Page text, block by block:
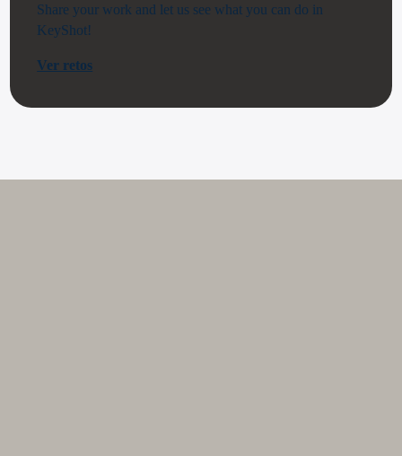
Share your work and let us see what you can do in
KeyShot!
Ver retos